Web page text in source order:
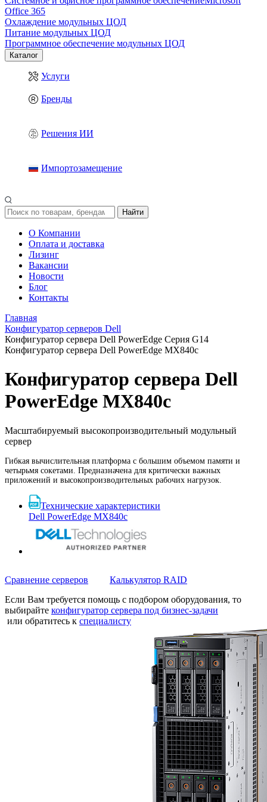
Office 365
Охлаждение модульных ЦОД
Питание модульных ЦОД
Программное обеспечение модульных ЦОД
Каталог
Услуги
Бренды
Решения ИИ
Импортозамещение
Найти
О Компании
Оплата и доставка
Лизинг
Вакансии
Новости
Блог
Контакты
Главная
Конфигуратор серверов Dell
Конфигуратор серверa Dell PowerEdge Серия G14
Конфигуратор серверa Dell PowerEdge MX840c
Конфигуратор серверa Dell
PowerEdge MX840c
Масштабируемый высокопроизводительный модульный
сервер
Гибкая вычислительная платформа с большим объемом памяти и
четырьмя сокетами. Предназначена для критически важных
приложений и высокопроизводительных рабочих нагрузок.
Технические характеристики
Dell PowerEdge MX840c
Сравнение серверов
Калькулятор RAID
Если Вам требуется помощь с подбором оборудования, то
выбирайте конфигуратор сервера под бизнес-задачи
или обратитесь к специалисту